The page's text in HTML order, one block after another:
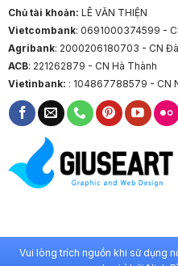
Chủ tài khoản: LÊ VĂN THIỆN
Vietcombank: 0691000374599 -
Agribank: 2000206180703 - CN
ACB: 221262879 - CN Hà Thành
Vietinbank: : 104867788579 - CN
Vui lòng trích nguồn khi sử dụng